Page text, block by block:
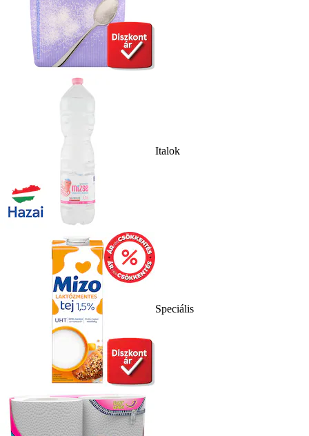
Italok
Speciális